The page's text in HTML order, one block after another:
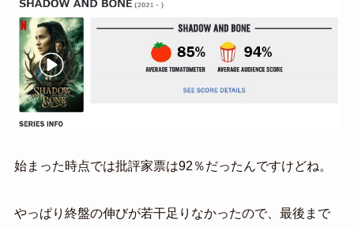
始まった時点では批評家票は92％だったんですけどね。
やっぱり終盤の伸びが若干足りなかったので、最後まで